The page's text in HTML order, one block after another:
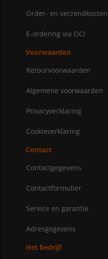
Order- en verzendkosten
E-ordering via OCI
Voorwaarden
Retourvoorwaarden
Algemene voorwaarden
Privacyverklaring
Cookieverklaring
Contact
Contactgegevens
Contactformulier
Service en garantie
Adresgegevens
Het bedrijf